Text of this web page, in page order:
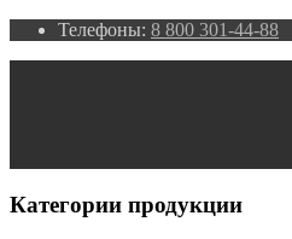
Телефоны: 8 800 301-44-88
Категории продукции